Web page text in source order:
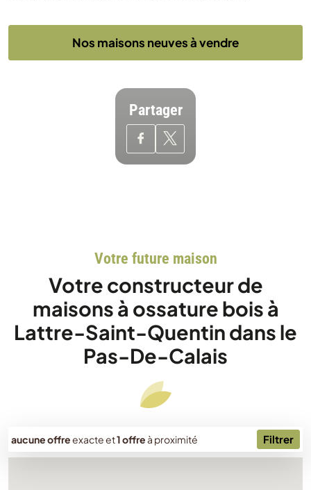
Nos maisons neuves à vendre
Partager
Votre future maison
Votre constructeur de
maisons à ossature bois à
Lattre-Saint-Quentin dans le
Pas-De-Calais
aucune offreexacteet1 offreà proximité Filtrer